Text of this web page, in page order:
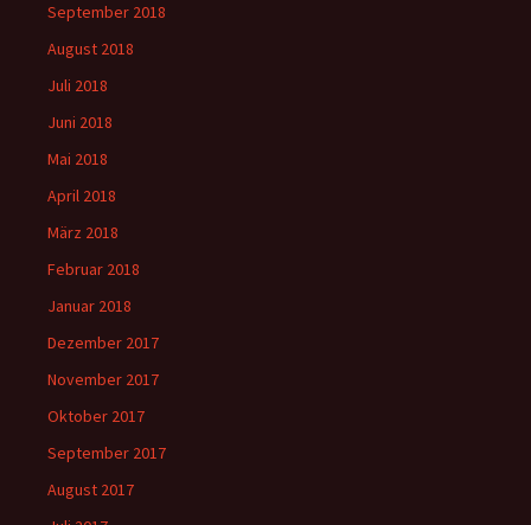
September 2018
August 2018
Juli 2018
Juni 2018
Mai 2018
April 2018
März 2018
Februar 2018
Januar 2018
Dezember 2017
November 2017
Oktober 2017
September 2017
August 2017